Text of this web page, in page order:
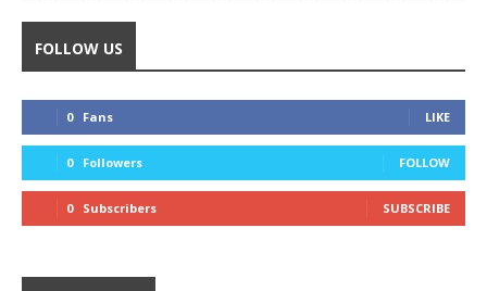
FOLLOW US
0 Fans LIKE
0 Followers FOLLOW
0 Subscribers SUBSCRIBE